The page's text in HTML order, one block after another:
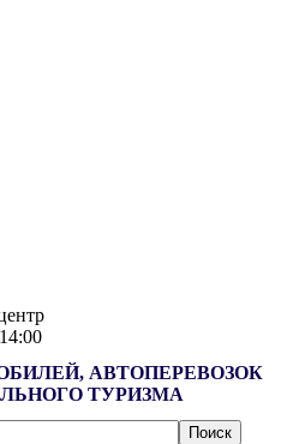
АВТОПЕРЕВОЗОК
ТУРИЗМА